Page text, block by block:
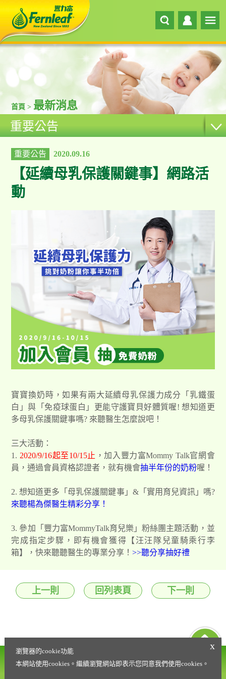
首頁 > 最新消息
重要公告
重要公告 2020.09.16
【延續母乳保護關鍵事】網路活
動
寶寶換奶時，如果有兩大延續母乳保護力成分「乳鐵蛋
白」與「免疫球蛋白」更能守護寶貝好體質喔! 想知道更
多母乳保護關鍵事嗎? 來聽醫生怎麼說吧！
三大活動：
1. 2020/9/16起至10/15止 ，加入豐力富Mommy Talk官網會
員，通過會員資格認證者，就有機會抽半年份的奶粉喔！
2. 想知道更多「母乳保護關鍵事」&「實用育兒資訊」嗎?
來聽楊為傑醫生精彩分享！
3. 參加「豐力富MommyTalk育兒樂」粉絲團主題活動，並
完成指定步驟，即有機會獲得【汪汪隊兒童騎乘行李
箱】，快來聽聽醫生的專業分享！>>聽分享抽好禮
上一則 回列表頁 下一則
營養諮詢專線
0800-021-216 會員權益條款
x
瀏覽器的cookie功能
本網站使用cookies。繼續瀏覽網站即表示您同意我們使用cookies。